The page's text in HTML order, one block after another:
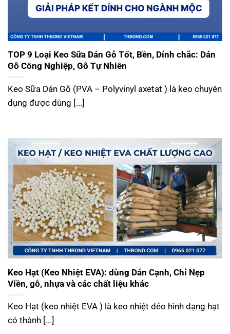
TOP 9 Loại Keo Sữa Dán Gỗ Tốt, Bền, Dính chắc: Dán
Gỗ Công Nghiệp, Gỗ Tự Nhiên
Keo Sữa Dán Gỗ (PVA – Polyvinyl axetat ) là keo chuyên
dụng được dùng [...]
Keo Hạt (Keo Nhiệt EVA): dùng Dán Cạnh, Chỉ Nẹp
Viền, gỗ, nhựa và các chất liệu khác
Keo Hạt (keo nhiệt EVA ) là keo nhiệt dẻo hình dạng hạt
có thành [...]